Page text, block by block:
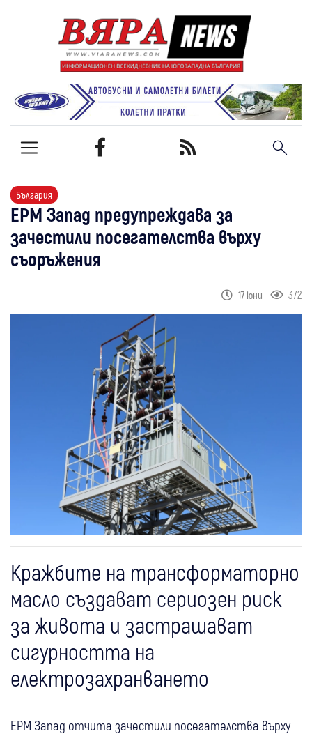
България
ЕРМ Запад предупреждава за
зачестили посегателства върху
съоръжения
17 юни 372
Кражбите на трансформаторно
масло създават сериозен риск
за живота и застрашават
сигурността на
електрозахранването
ЕРМ Запад отчита зачестили посегателства върху